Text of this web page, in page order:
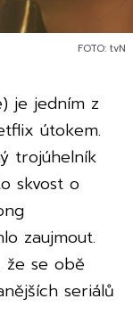
FOTO: tvN
je jedním z
útokem.
trojúhelník
skvost o
zaujmout.
že se obě
seriálů